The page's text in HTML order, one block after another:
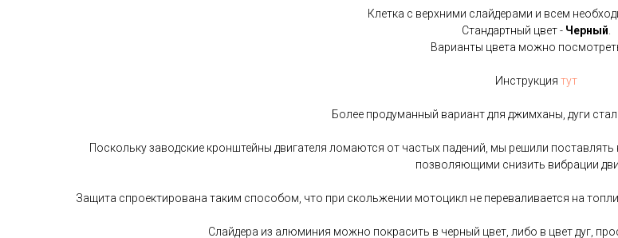
Клетка с верхними слайдерами и всем
Стандартный цвет - Черный
Варианты цвета можно
Инструкция тут
Более продуманный вариант для джимханы, дуги
Поскольку заводские кронштейны двигателя ломаются от частых падений, мы решили
позволяющими снизить вибрации
Защита спроектирована таким способом, что при скольжении мотоцикл не переваливается на
Слайдера из алюминия можно покрасить в черный цвет, либо в цвет дуг,